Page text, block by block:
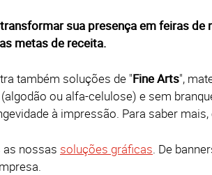
sua presença em feiras
metas de receita.
também soluções de "Fine Arts",
ou alfa-celulose) e sem
à impressão. Para saber
as nossas soluções gráficas. De